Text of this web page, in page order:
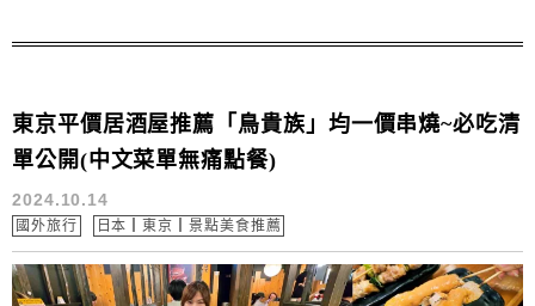
東京平價居酒屋推薦「鳥貴族」均一價串燒~必吃清
單公開(中文菜單無痛點餐)
2024.10.14
國外旅行 日本┃東京┃景點美食推薦